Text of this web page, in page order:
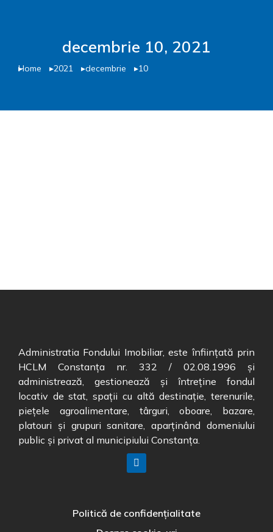
decembrie 10, 2021
You are here:
Home 2021 decembrie 10
Administratia Fondului Imobiliar, este înființată prin
HCLM Constanța nr. 332 / 02.08.1996 și
administrează, gestionează și întreține fondul
locativ de stat, spații cu altă destinație, terenurile,
piețele agroalimentare, târguri, oboare, bazare,
platouri și grupuri sanitare, aparținând domeniului
public și privat al municipiului Constanța.
Politică de confidențialitate